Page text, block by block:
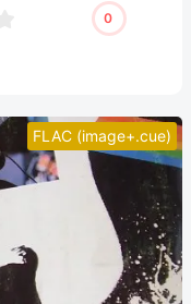
0
FLAC (image+.cue)